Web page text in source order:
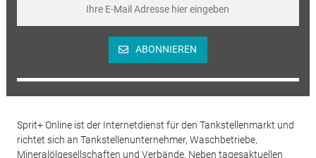
ABONNIEREN
Sprit+ Online ist der Internetdienst für den Tankstellenmarkt und
richtet sich an Tankstellenunternehmer, Waschbetriebe,
Mineralölgesellschaften und Verbände. Neben tagesaktuellen